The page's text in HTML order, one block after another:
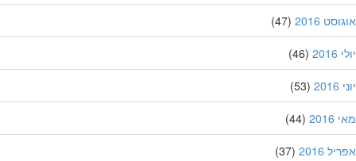
2016
(47)
(46)
(53)
(44)
2016
(37)